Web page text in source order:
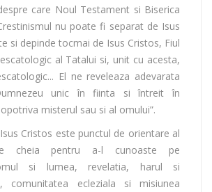
care Noul Testament si Biserica
nu poate fi separat de Isus
si depinde tocmai de Isus Cristos, Fiul
al Tatalui si, unit cu acesta,
El ne reveleaza adevarata
unic în fiinta si întreit în
misterul sau si al omului”.
Cristos este punctul de orientare al
cheia pentru a-l cunoaste pe
si lumea, revelatia, harul si
comunitatea ecleziala si misiunea